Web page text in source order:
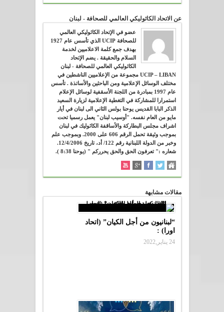
عن الاتحاد الكاثوليكي العالمي للصحافة - لبنان
عضو في الإتحاد الكاثوليكي العالمي
للصحافة UCIP الذي تأسس عام 1927
بهدف جمع كلمة الاعلاميين لخدمة
السلام والحقيقة . يضم الإتحاد
الكاثوليكي العالمي للصحافة - لبنان
UCIP – LIBAN مجموعة من الإعلاميين الناشطين في
مختلف الوسائل الإعلامية ومن الباحثين والأساتذة . تأسس
عام 1997 بمبادرة من اللجنة الأسقفية لوسائل الإعلام
استمرارا للمشاركة في التغطية الإعلامية لزيارة السعيد
الذكر البابا القديس يوحنا بولس الثاني الى لبنان في أيار
مايو من العام نفسه. "أوسيب لبنان" يعمل رسميا تحت
اشراف مجلس البطاركة والأساقفة الكاثوليك في لبنان
بموجب وثيقة تحمل الرقم 606 على 2000. وبموجب علم
وخبر من الدولة اللبنانية رقم 122/ أد، تاريخ 12/4/2006.
شعاره :" تعرفون الحق والحق يحرركم " (يوحنا 8:38 ).
مقالات مشابهة
“لبنانيون من أجل الكيان” (اتحاد
اورا) :
24 يناير,2022